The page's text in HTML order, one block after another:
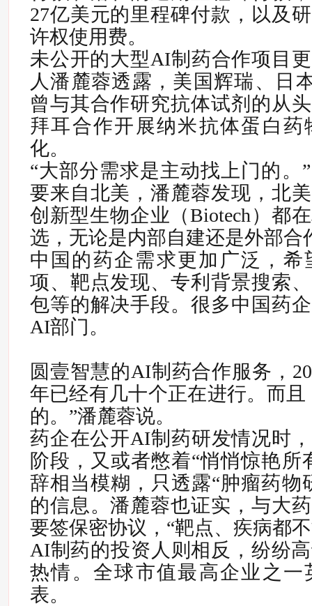
27亿美元的里程碑付款，以及
许权使用费。
未公开的大型AI制药合作项目
人潘麓蓉透露，美国辉瑞、日
曾与其合作研究抗体试剂的从
拜耳合作开展纳米抗体蛋白药
化。
“大部分需求是主动找上门的。
要来自北美，潘麓蓉发现，北
创新型生物企业（Biotech）都
选，无论是内部自建还是外部合
中国的药企需求更加广泛，
项、靶点发现、专利背景搜索
包等的解决手段。很多中国药
AI部门。
圆壹智慧的AI制药合作服务，
年已经有几十个正在进行。而
的。”潘麓蓉说。
药企在公开AI制药研发情况时
阶段，又或者憋着“悄悄惊艳所
辞相当模糊，只透露“肿瘤药物
的信息。潘麓蓉也证实，与大
要签保密协议，“靶点、疾病都
AI制药的投资人则相反，纷纷
热情。 全球市值最高企业之一
表。